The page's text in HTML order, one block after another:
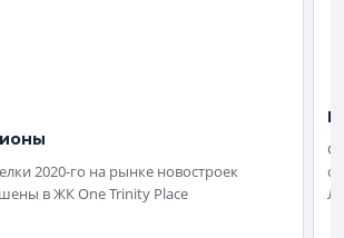
2020-го на рынке новостроек
в ЖК One Trinity Place